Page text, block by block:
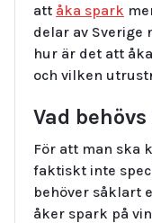
att åka spark
delar av Sverige
hur är det att
och vilken
Vad
För att man ska
faktiskt inte
behöver såklart
åker spark på